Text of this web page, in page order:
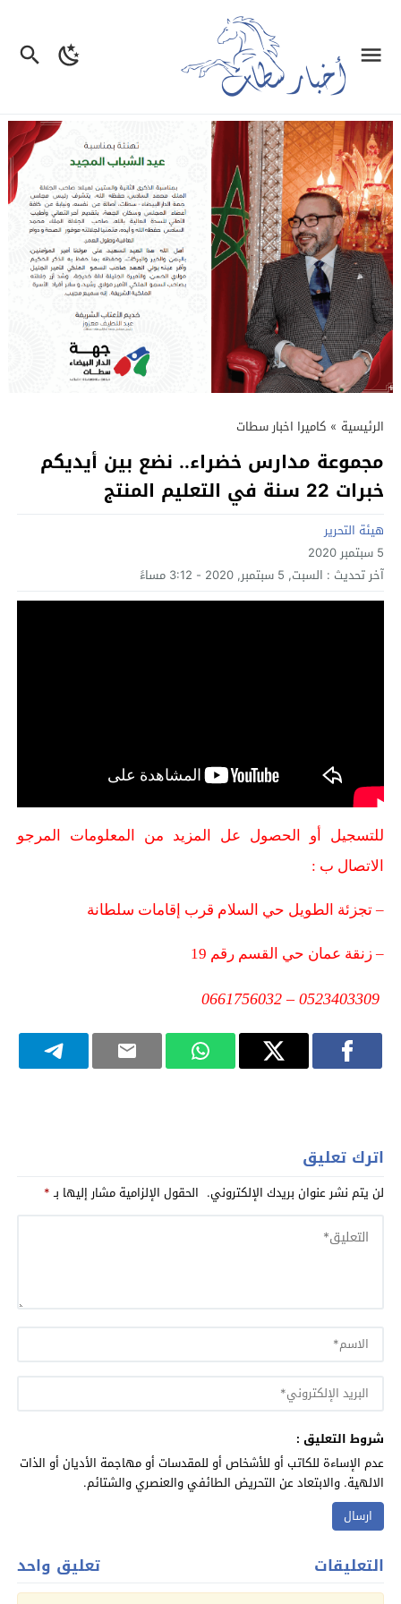
الرئيسية » كاميرا اخبار سطات
مجموعة مدارس خضراء.. نضع بين أيديكم
خبرات 22 سنة في التعليم المنتج
هيئة التحرير
5 سبتمبر 2020
آخر تحديث : السبت, 5 سبتمبر, 2020 - 3:12 مساءً
للتسجيل أو الحصول عل المزيد من المعلومات المرجو
الاتصال ب :
– تجزئة الطويل حي السلام قرب إقامات سلطانة
– زنقة عمان حي القسم رقم 19
اترك تعليق
لن يتم نشر عنوان بريدك الإلكتروني. الحقول الإلزامية مشار إليها بـ*
شروط التعليق :
عدم الإساءة للكاتب أو للأشخاص أو للمقدسات أو مهاجمة الأديان أو الذات
الالهية. والابتعاد عن التحريض الطائفي والعنصري والشتائم.
التعليقات تعليق واحد